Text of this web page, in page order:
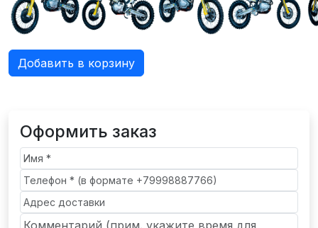
Добавить в корзину
Оформить заказ